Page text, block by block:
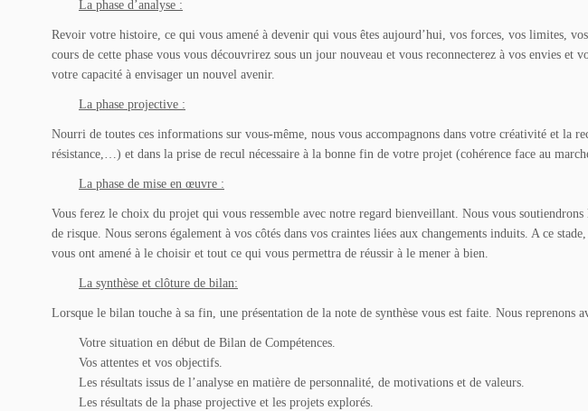
La phase d’analyse :
Revoir votre histoire, ce qui vous amené à devenir qui vous êtes aujourd’hui, vos forces, vos limites,
cours de cette phase vous vous découvrirez sous un jour nouveau et vous reconnecterez à vos envies
votre capacité à envisager un nouvel avenir.
La phase projective :
Nourri de toutes ces informations sur vous-même, nous vous accompagnons dans votre créativité et la
résistance,…) et dans la prise de recul nécessaire à la bonne fin de votre projet (cohérence face au
La phase de mise en œuvre :
Vous ferez le choix du projet qui vous ressemble avec notre regard bienveillant. Nous vous
de risque. Nous serons également à vos côtés dans vos craintes liées aux changements induits. A ce
vous ont amené à le choisir et tout ce qui vous permettra de réussir à le mener à bien.
La synthèse et clôture de bilan:
Lorsque le bilan touche à sa fin, une présentation de la note de synthèse vous est faite. Nous reprenons
Votre situation en début de Bilan de Compétences.
Vos attentes et vos objectifs.
Les résultats issus de l’analyse en matière de personnalité, de motivations et de valeurs.
Les résultats de la phase projective et les projets explorés.